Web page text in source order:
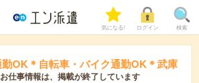
気になる! ログイン 検索
OK＊自転車・バイク通勤OK＊武庫
仕事情報は、掲載が終了しています